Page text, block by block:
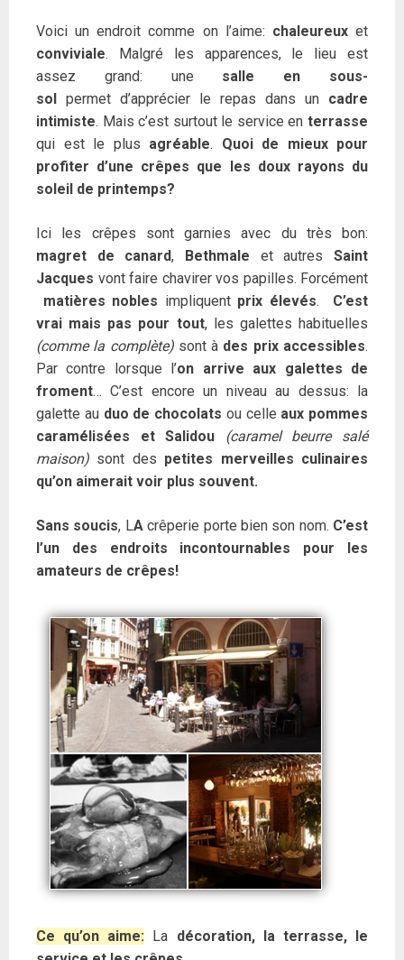
Voici un endroit comme on l’aime: chaleureuxet
conviviale. Malgré les apparences, le lieu est
assez grand: une salle en sous-
sol
permet d’apprécier le repas dans un cadre
intimiste. Mais c’est surtout le service en terrasse
qui est le plus agréable. Quoi de mieux pour
profiter d’une crêpes que les doux rayons du
soleil de printemps?
Ici les crêpes sont garnies avec du très bon:
magret de canard, Bethmale et autresSaint
Jacques vont faire chavirer vos papilles. Forcément
matières nobles impliquent prix élevés.
C’est
vrai mais pas pour tout, les galettes habituelles
(comme la complète)sont à des prix accessibles.
Par contre lorsque l’on arrive aux galettes de
froment… C’est encore un niveau au dessus: la
galette au duo de chocolats ou celle aux pommes
caramélisées et Salidou
(caramel beurre salé
maison) sont des petites merveilles culinaires
qu’on aimerait voir plus souvent.
Sans soucis, LAcrêperie porte bien son nom. C’est
l’un des endroits incontournables pour les
amateurs de crêpes!
Ce qu’on aime: La décoration, la terrasse, le